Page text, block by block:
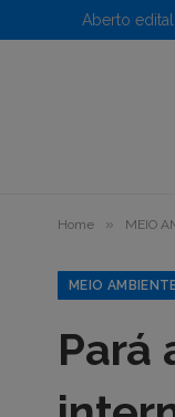
Home » MEIO
MEIO
Pará